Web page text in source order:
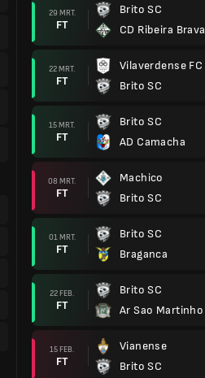
29 MRT.
FT
Brito SC
CD Ribeira Brava
22 MRT.
FT
Vilaverdense FC
Brito SC
15 MRT.
FT
Brito SC
AD Camacha
08 MRT.
FT
Machico
Brito SC
01 MRT.
FT
Brito SC
Braganca
22 FEB.
FT
Brito SC
Ar Sao Martinho
15 FEB.
FT
Vianense
Brito SC